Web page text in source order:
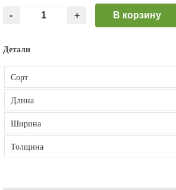
В корзину
Детали
Сорт
Длина
Ширина
Толщина